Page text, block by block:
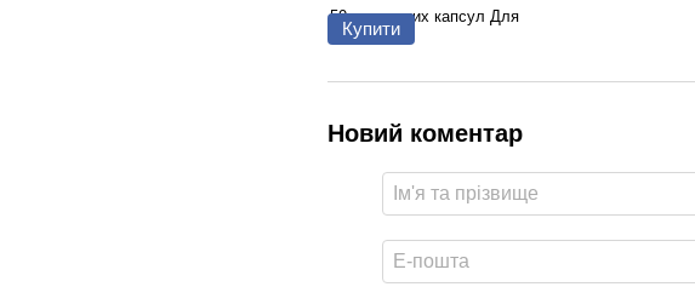
Купити
Новий коментар